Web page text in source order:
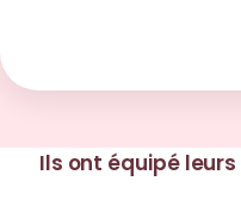
Ils ont équipé